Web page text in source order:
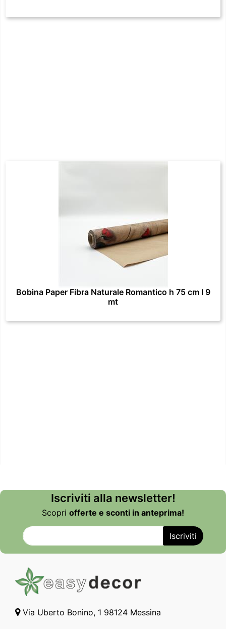
Bobina Paper Fibra Naturale Romantico h 75 cm l 9
mt
Iscriviti alla newsletter!
Scopri offerte e sconti in anteprima!
Via Uberto Bonino, 1 98124 Messina